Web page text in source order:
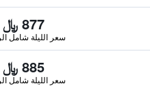
877 ﷼
سعر الليلة شامل
885 ﷼
سعر الليلة شامل